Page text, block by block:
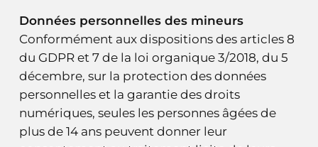
Données personnelles des mineurs
Conformément aux dispositions des articles 8
du GDPR et 7 de la loi organique 3/2018, du 5
décembre, sur la protection des données
personnelles et la garantie des droits
numériques, seules les personnes âgées de
plus de 14 ans peuvent donner leur